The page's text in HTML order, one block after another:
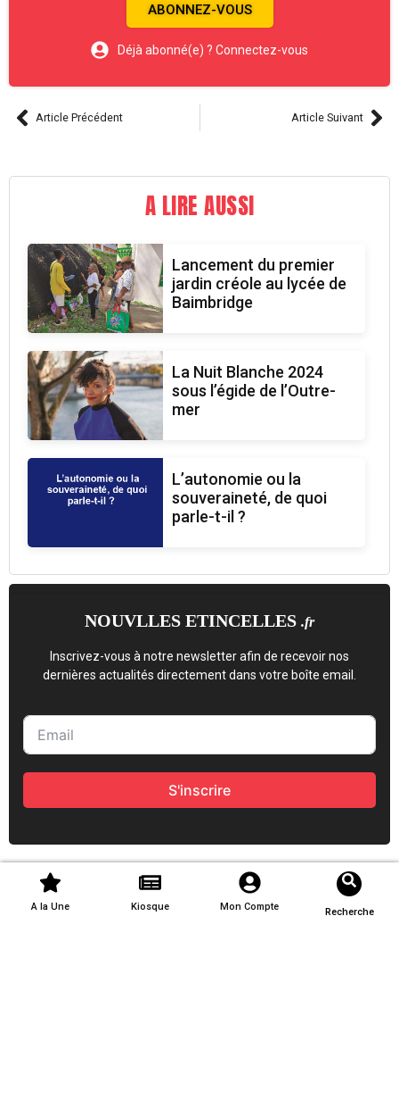
ABONNEZ-VOUS
Déjà abonné(e) ? Connectez-vous
Article Précédent Article Suivant
A LIRE AUSSI
Lancement du premier
jardin créole au lycée de
Baimbridge
La Nuit Blanche 2024
sous l’égide de l’Outre-
mer
L’autonomie ou la
souveraineté, de quoi
parle-t-il ?
NOUVLLES ETINCELLES .fr
Inscrivez-vous à notre newsletter afin de recevoir nos
dernières actualités directement dans votre boîte email.
S'inscrire
A la Une Kiosque Mon Compte Recherche